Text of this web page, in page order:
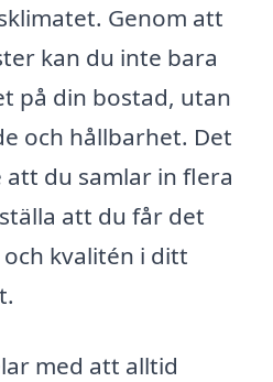
Genom att
kan du inte bara
på din bostad, utan
och hållbarhet. Det
du samlar in flera
att du får det
kvalitén i ditt
med att alltid